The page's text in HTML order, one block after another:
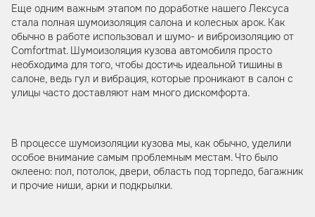
Еще одним важным этапом по доработке нашего Лексуса
стала полная шумоизоляция салона и колесных арок. Как
обычно в работе использовал и шумо- и виброизоляцию от
Comfortmat. Шумоизоляция кузова автомобиля просто
необходима для того, чтобы достичь идеальной тишины в
салоне, ведь гул и вибрация, которые проникают в салон с
улицы часто доставляют нам много дискомфорта.
В процессе шумоизоляции кузова мы, как обычно, уделили
особое внимание самым проблемным местам. Что было
оклеено: пол, потолок, двери, область под торпедо, багажник
и прочие ниши, арки и подкрылки.